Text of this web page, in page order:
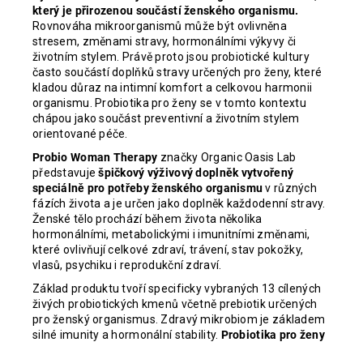
který je přirozenou součástí ženského organismu.
Rovnováha mikroorganismů může být ovlivněna
stresem, změnami stravy, hormonálními výkyvy či
životním stylem. Právě proto jsou probiotické kultury
často součástí doplňků stravy určených pro ženy, které
kladou důraz na intimní komfort a celkovou harmonii
organismu. Probiotika pro ženy se v tomto kontextu
chápou jako součást preventivní a životním stylem
orientované péče.
Probio Woman Therapy značky Organic Oasis Lab
představuješpičkový výživový doplněk vytvořený
speciálně pro potřeby ženského organismuv různých
fázích života a je určen jako doplněk každodenní stravy.
Ženské tělo prochází během života několika
hormonálními, metabolickými i imunitními změnami,
které ovlivňují celkové zdraví, trávení, stav pokožky,
vlasů, psychiku i reprodukční zdraví.
Základ produktu tvoří specificky vybraných 13 cílených
živých probiotických kmenů včetně prebiotik určených
pro ženský organismus. Zdravý mikrobiom je základem
silné imunity a hormonální stability. Probiotika pro ženy